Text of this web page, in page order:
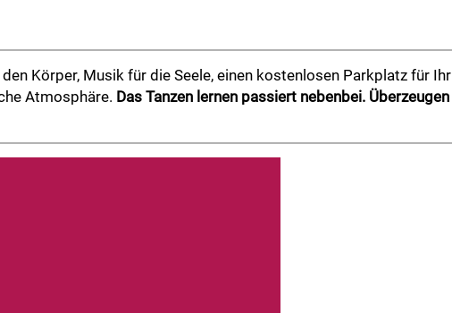
Körper, Musik für die Seele, einen kostenlosen Parkplatz für Ihr
Atmosphäre. Das Tanzen l ernen passiert nebenbei. Überzeugen